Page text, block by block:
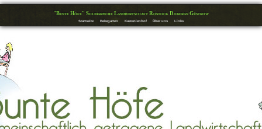
"Bunte Höfe" Solidarische Landwirtschaft Rostock Doberan Güstrow
Startseite Bekegarten Kastanienhof Über uns Links